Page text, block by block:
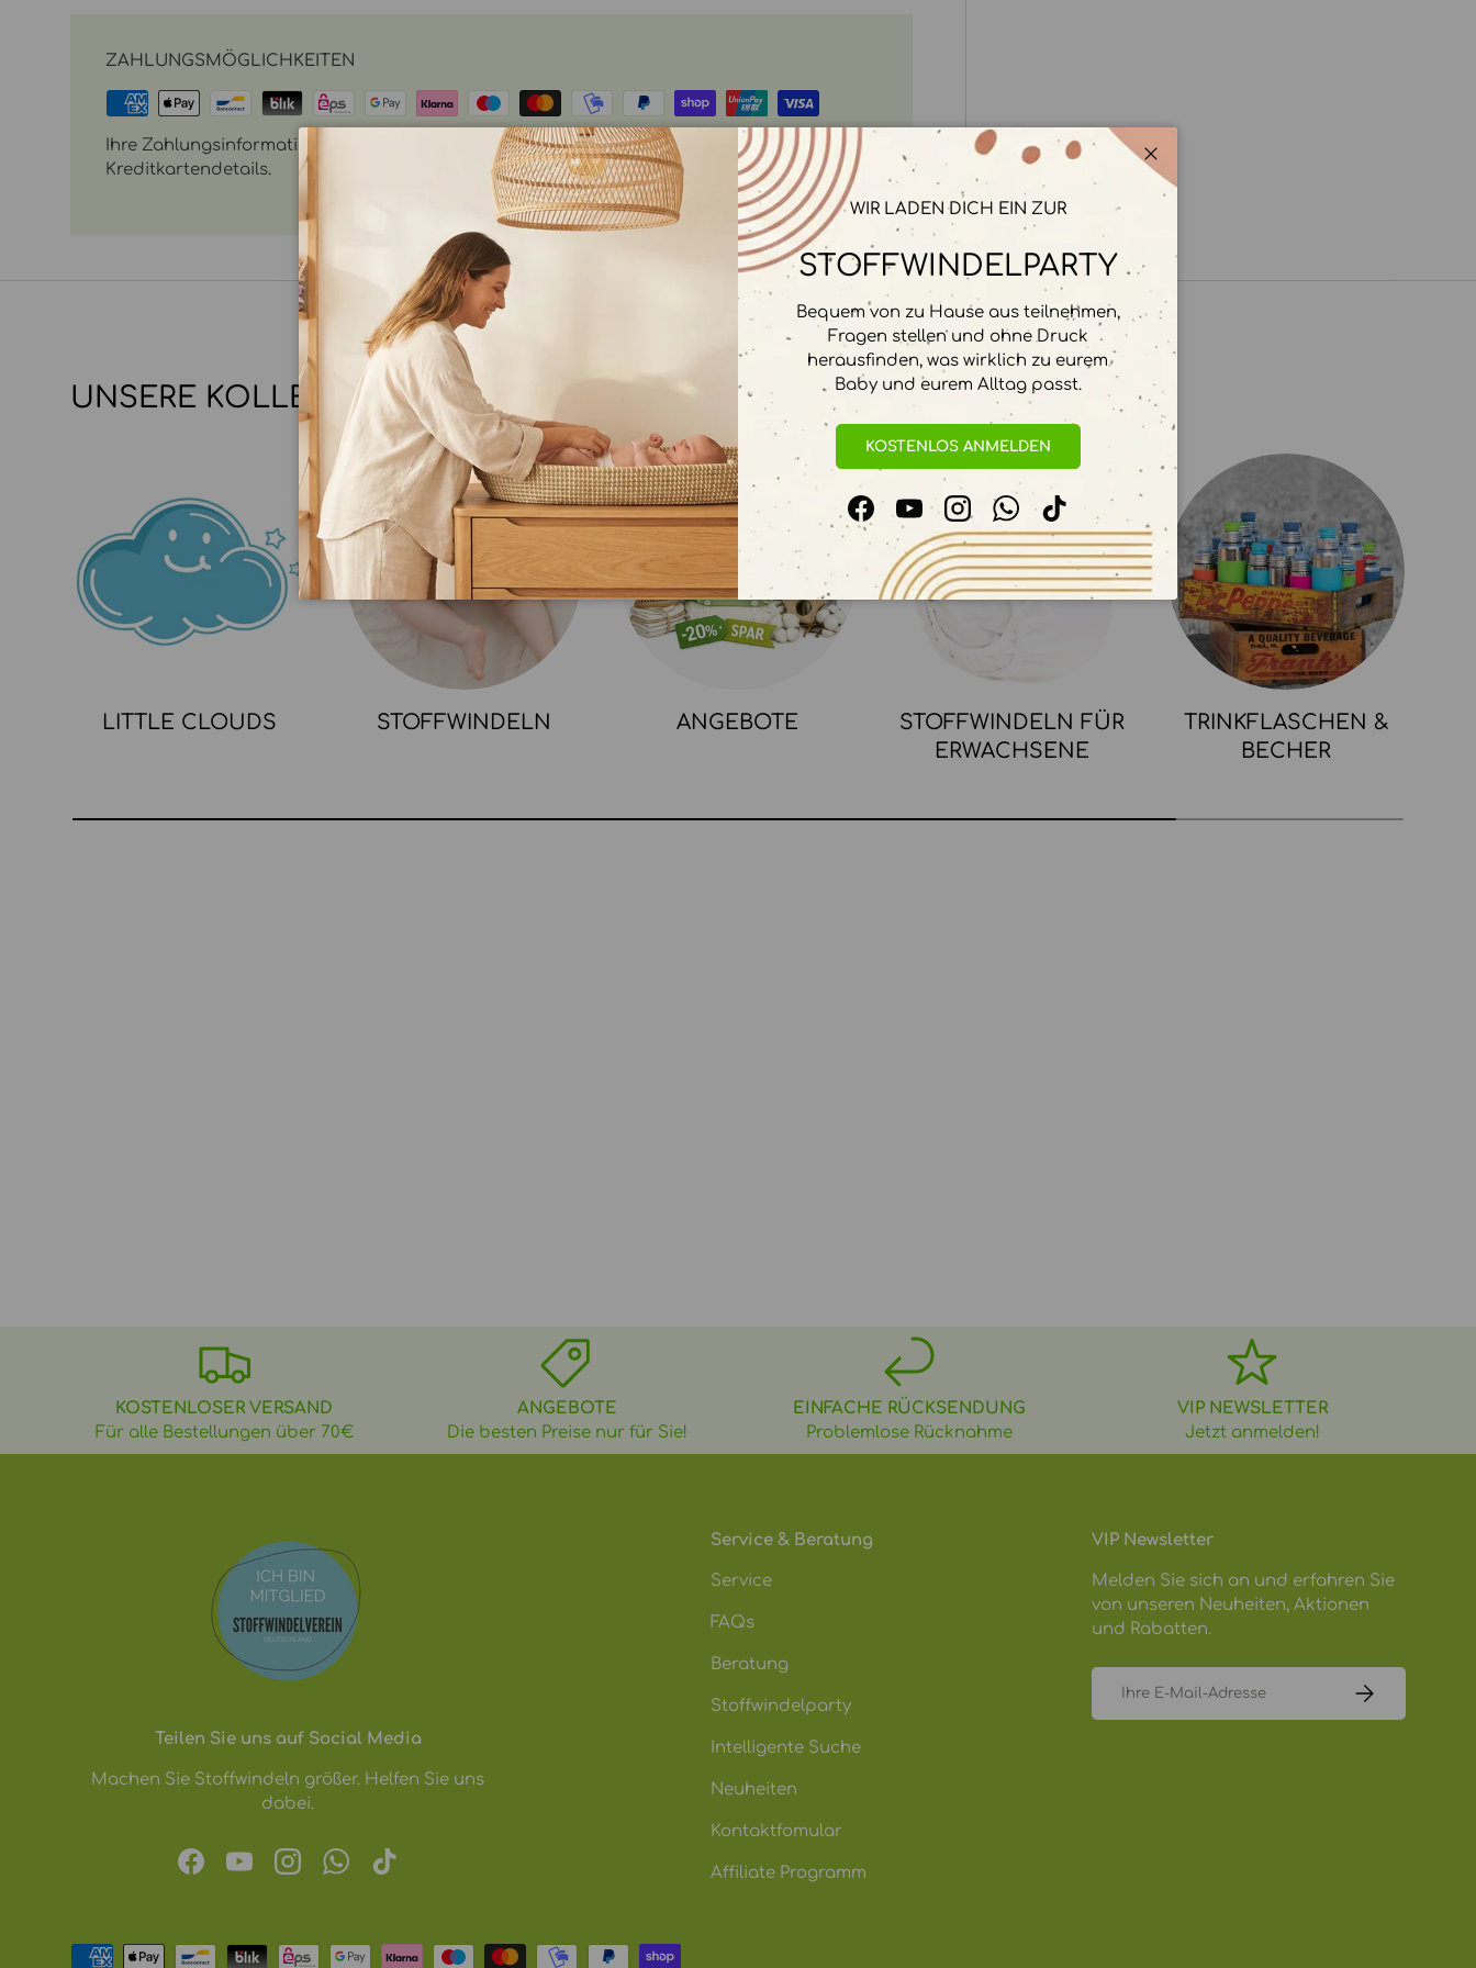
ZAHLUNGSMÖGLICHKEITEN
Ihre Zahlungsinformationen werden sicher verarbeitet. Wir speichern keine
Kreditkartendetails.
UNSERE KOLLEKTIONEN
LITTLE CLOUDS STOFFWINDELN ANGEBOTE
STOFFWINDELN FÜR
ERWACHSENE
TRINKFLASCHEN &
BECHER
Schließen
WIR LADEN DICH EIN ZUR
STOFFWINDELPARTY
Bequem von zu Hause aus teilnehmen,
Fragen stellen und ohne Druck
herausfinden, was wirklich zu eurem
Baby und eurem Alltag passt.
KOSTENLOS ANMELDEN
FacebookYouTubeInstagramWhatsApp
TikTok
KOSTENLOSER VERSAND
Für alle Bestellungen über 70€
ANGEBOTE
Die besten Preise nur für Sie!
EINFACHE RÜCKSENDUNG
Problemlose Rücknahme
VIP NEWSLETTER
Jetzt anmelden!
Teilen Sie uns auf Social Media
Machen Sie Stoffwindeln größer. Helfen Sie uns
dabei.
FacebookYouTubeInstagramWhatsApp
TikTok
Service & Beratung
Service
FAQs
Beratung
Stoffwindelparty
Intelligente Suche
Neuheiten
Kontaktfomular
Affiliate Programm
VIP Newsletter
Melden Sie sich an und erfahren Sie
von unseren Neuheiten, Aktionen
und Rabatten.
ABONNIEREN
Zahlungsmethoden